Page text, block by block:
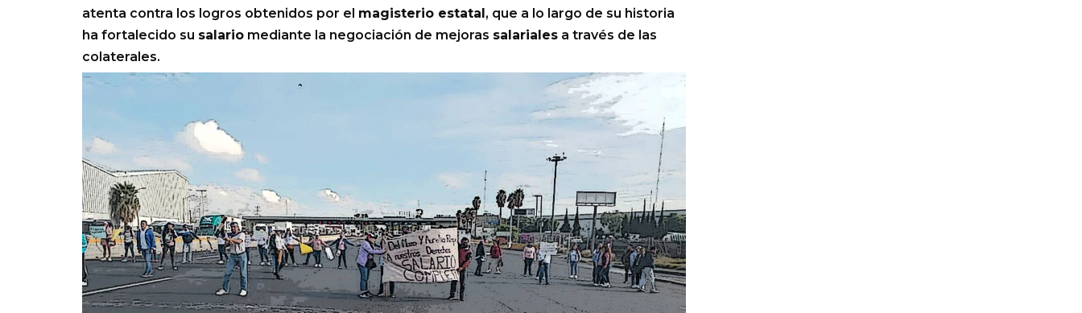
atenta contra los logros obtenidos por el magisterio estatal, que a lo largo de su historia
ha fortalecido su salario mediante la negociación de mejoras salariales a través de las
colaterales.